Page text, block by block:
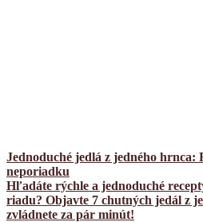
Jednoduché jedlá z jedného hrnca:
neporiadku
Hľadáte rýchle a jednoduché
riadu? Objavte 7 chutných jedál z
zvládnete za pár minút!